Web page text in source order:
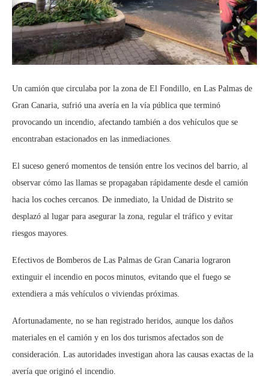
Un camión que circulaba por la zona de El Fondillo, en Las Palmas de
Gran Canaria, sufrió una avería en la vía pública que terminó
provocando un incendio, afectando también a dos vehículos que se
encontraban estacionados en las inmediaciones.
El suceso generó momentos de tensión entre los vecinos del barrio, al
observar cómo las llamas se propagaban rápidamente desde el camión
hacia los coches cercanos. De inmediato, la Unidad de Distrito se
desplazó al lugar para asegurar la zona, regular el tráfico y evitar
riesgos mayores.
Efectivos de Bomberos de Las Palmas de Gran Canaria lograron
extinguir el incendio en pocos minutos, evitando que el fuego se
extendiera a más vehículos o viviendas próximas.
Afortunadamente, no se han registrado heridos, aunque los daños
materiales en el camión y en los dos turismos afectados son de
consideración. Las autoridades investigan ahora las causas exactas de la
avería que originó el incendio.